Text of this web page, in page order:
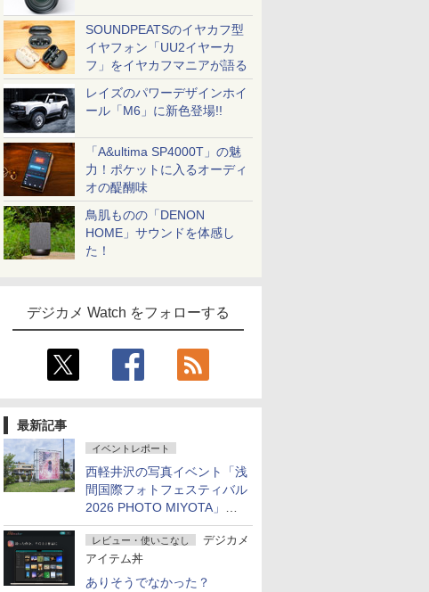
SOUNDPEATSのイヤカフ型
イヤフォン「UU2イヤーカ
フ」をイヤカフマニアが語る
レイズのパワーデザインホイ
ール「M6」に新色登場!!
「A&ultima SP4000T」の魅
力！ポケットに入るオーディ
オの醍醐味
鳥肌ものの「DENON
HOME」サウンドを体感し
た！
デジカメ Watch をフォローする
最新記事
イベントレポート
西軽井沢の写真イベント「浅
間国際フォトフェスティバル
2026 PHOTO MIYOTA」が
開幕
レビュー・使いこなし
デジカメ
アイテム丼
ありそうでなかった？